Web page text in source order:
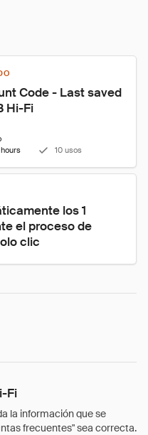
Code - Last saved
Hi-Fi
10 usos
los 1
el proceso de
clic
Fi
la información que se
frecuentes" sea correcta.